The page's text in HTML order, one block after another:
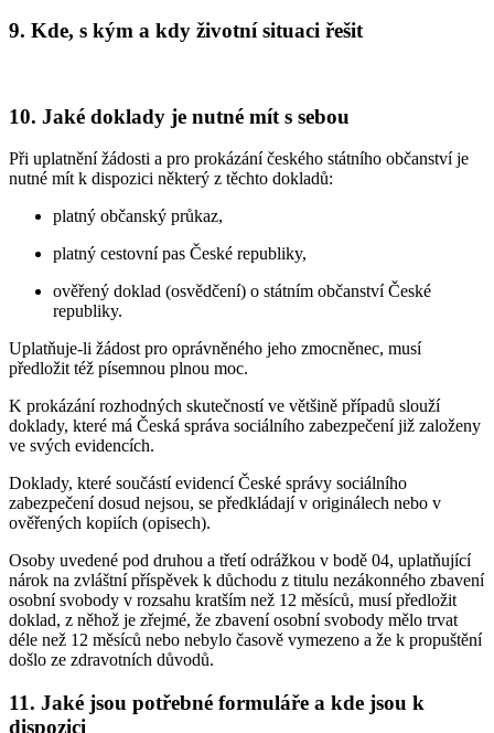
9. Kde, s kým a kdy životní situaci řešit
10. Jaké doklady je nutné mít s sebou
Při uplatnění žádosti a pro prokázání českého státního občanství je
nutné mít k dispozici některý z těchto dokladů:
platný občanský průkaz,
platný cestovní pas České republiky,
ověřený doklad (osvědčení) o státním občanství České
republiky.
Uplatňuje-li žádost pro oprávněného jeho zmocněnec, musí
předložit též písemnou plnou moc.
K prokázání rozhodných skutečností ve většině případů slouží
doklady, které má Česká správa sociálního zabezpečení již založeny
ve svých evidencích.
Doklady, které součástí evidencí České správy sociálního
zabezpečení dosud nejsou, se předkládají v originálech nebo v
ověřených kopiích (opisech).
Osoby uvedené pod druhou a třetí odrážkou v bodě 04, uplatňující
nárok na zvláštní příspěvek k důchodu z titulu nezákonného zbavení
osobní svobody v rozsahu kratším než 12 měsíců, musí předložit
doklad, z něhož je zřejmé, že zbavení osobní svobody mělo trvat
déle než 12 měsíců nebo nebylo časově vymezeno a že k propuštění
došlo ze zdravotních důvodů.
11. Jaké jsou potřebné formuláře a kde jsou k
dispozici